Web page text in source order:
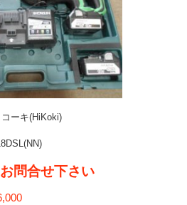
ーキ(HiKoki)
問合せ下さい